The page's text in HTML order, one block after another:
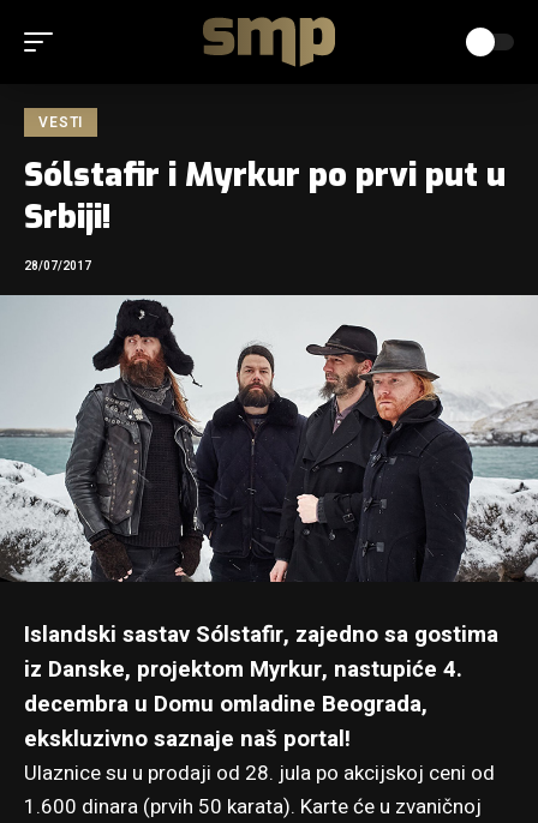
VESTI
Sólstafir i Myrkur po prvi put u
Srbiji!
28/07/2017
Islandski sastav Sólstafir, zajedno sa gostima
iz Danske, projektom Myrkur, nastupiće 4.
decembra u Domu omladine Beograda,
ekskluzivno saznaje naš portal!
Ulaznice su u prodaji od 28. jula po akcijskoj ceni od
1.600 dinara (prvih 50 karata). Karte će u zvaničnoj